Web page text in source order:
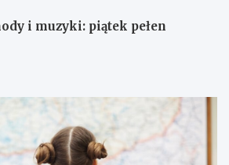
i muzyki: piątek pełen